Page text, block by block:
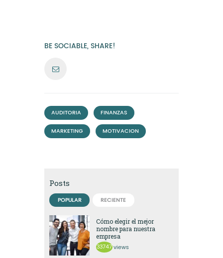
BE SOCIABLE, SHARE!
AUDITORIA FINANZAS
MARKETING MOTIVACION
Posts
POPULAR RECIENTE
Cómo elegir el mejor
nombre para nuestra
empresa
33747 views